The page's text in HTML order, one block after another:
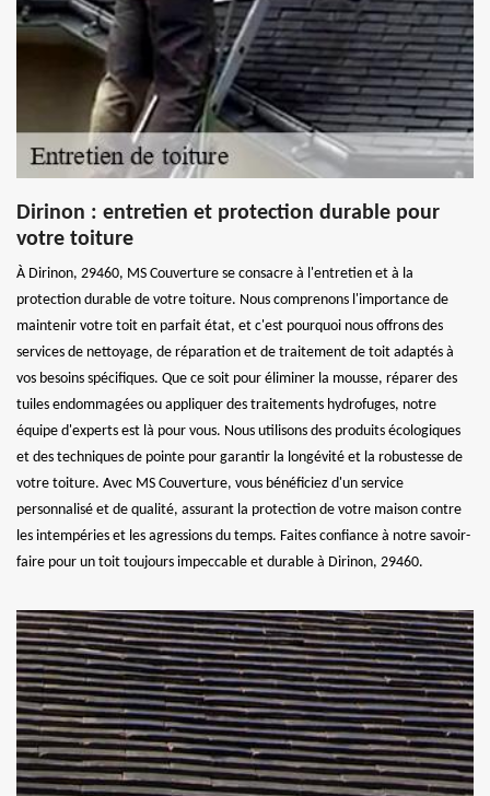
Dirinon : entretien et protection durable pour
votre toiture
À Dirinon, 29460, MS Couverture se consacre à l'entretien et à la
protection durable de votre toiture. Nous comprenons l'importance de
maintenir votre toit en parfait état, et c'est pourquoi nous offrons des
services de nettoyage, de réparation et de traitement de toit adaptés à
vos besoins spécifiques. Que ce soit pour éliminer la mousse, réparer des
tuiles endommagées ou appliquer des traitements hydrofuges, notre
équipe d'experts est là pour vous. Nous utilisons des produits écologiques
et des techniques de pointe pour garantir la longévité et la robustesse de
votre toiture. Avec MS Couverture, vous bénéficiez d'un service
personnalisé et de qualité, assurant la protection de votre maison contre
les intempéries et les agressions du temps. Faites confiance à notre savoir-
faire pour un toit toujours impeccable et durable à Dirinon, 29460.